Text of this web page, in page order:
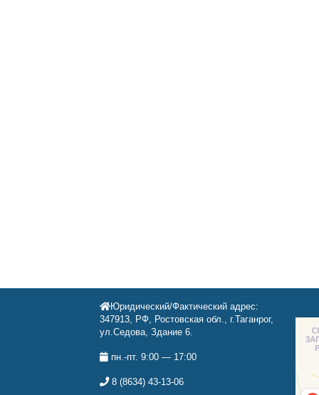
Юридический/Фактический адрес:
347913, РФ, Ростовская обл., г.Таганрог,
ул.Седова, Здание 6.
пн.-пт. 9:00 — 17:00
8 (8634) 43-13-06